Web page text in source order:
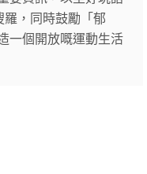
，同時鼓勵「郁
一個開放嘅運動生活